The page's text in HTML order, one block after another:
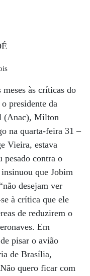
às críticas do
presidente da
(Anac), Milton
na quarta-feira 31 –
Vieira, estava
pesado contra o
que Jobim
desejam ver
à crítica que ele
de reduzirem o
Em
pisar o avião
de Brasília,
quero ficar com